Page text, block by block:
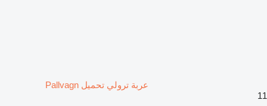
عربة ترولي تحميل Pallvagn
11